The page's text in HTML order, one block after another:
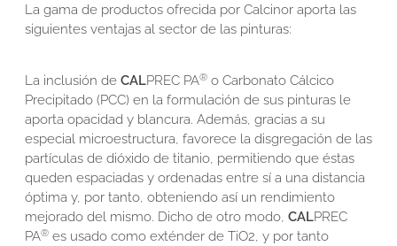
La gama de productos ofrecida por Calcinor aporta las
siguientes ventajas al sector de las pinturas:
La inclusión de CALPREC PA®o Carbonato Cálcico
Precipitado (PCC) en la formulación de sus pinturas le
aporta opacidad y blancura. Además, gracias a su
especial microestructura, favorece la disgregación de las
partículas de dióxido de titanio, permitiendo que éstas
queden espaciadas y ordenadas entre sí a una distancia
óptima y, por tanto, obteniendo así un rendimiento
mejorado del mismo. Dicho de otro modo, CALPREC
PA®es usado como exténder de TiO2, y por tanto